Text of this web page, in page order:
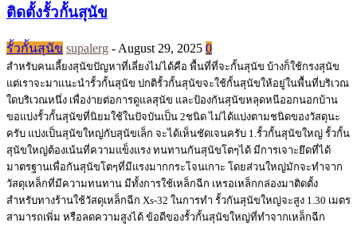
ติดตั้งรั้วกั้นสุนัข
รั้วกั้นสุนัข supalerg - August 29, 2025 0
สำหรับคนเลี้ยงสุนัขปัญหาที่เลี่ยงไม่ได้คือ พื้นที่ที่จะกั้นสุนัข บ้างก็ใช้กรงสุนัข
แต่เราจะมาแนะนำรั้วกั้นสุนัข ปกติรั้วกั้นสุนัขจะใช้กั้นสุนัขให้อยู่ในพื้นที่บริเวณ
ใดบริเวณหนึ่ง เพื่อง่ายต่อการดูแลสุนัข และป้องกันสุนัขหลุดหนีออกนอกบ้าน
ขอแบ่งรั้วกั้นสุนัขที่นิยมใช้ในปัจบันเป็น 2ชนิด ไม่ได้แบ่งตามชนิดของวัสดุนะ
ครับ แบ่งเป็นสุนัขใหญ่กับสุนัขเล็ก จะได้เห็นชัดเจนครับ 1.รั้วกั้นสุนัขใหญ่ รั้วกั้น
สุนัขใหญ่ต้องเน้นที่ความแข็งแรง ทนทานกันสุนัขโตๆได้ มีการเจาะยึดที่ได้
มาตรฐานเพื่อกันสุนัขโตๆที่มีแรงมากกระโจนเกาะ โดยส่วนใหญ่มักจะทำจาก
วัสดุเหล็กที่มีความทนทาน มีทั้งการใช้เหล็กฉีก เหรอเหล็กกล่องมาติดตั้ง
สำหรับทางร้านใช้วัสดุเหล็กฉีก Xs-32 ในการทำ รั้วกันสุนัขใหญ่จะสูง 1.30 เมตร
สามารถเพิ่ม หรือลดความสูงได้ ข้อดีของรั้วกั้นสุนัขใหญ่ที่ทำจากเหล็กฉีก